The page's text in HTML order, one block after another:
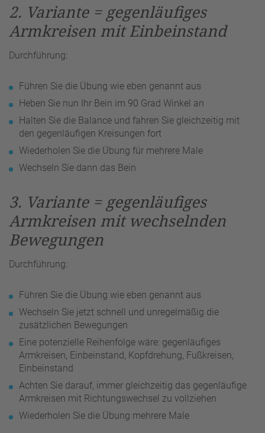
2. Variante = gegenläufiges
Armkreisen mit Einbeinstand
Durchführung:
Führen Sie die Übung wie eben genannt aus
Heben Sie nun Ihr Bein im 90 Grad Winkel an
Halten Sie die Balance und fahren Sie gleichzeitig mit
den gegenläufigen Kreisungen fort
Wiederholen Sie die Übung für mehrere Male
Wechseln Sie dann das Bein
3. Variante = gegenläufiges
Armkreisen mit wechselnden
Bewegungen
Durchführung:
Führen Sie die Übung wie eben genannt aus
Wechseln Sie jetzt schnell und unregelmäßig die
zusätzlichen Bewegungen
Eine potenzielle Reihenfolge wäre: gegenläufiges
Armkreisen, Einbeinstand, Kopfdrehung, Fußkreisen,
Einbeinstand
Achten Sie darauf, immer gleichzeitig das gegenläufige
Armkreisen mit Richtungswechsel zu vollziehen
Wiederholen Sie die Übung mehrere Male